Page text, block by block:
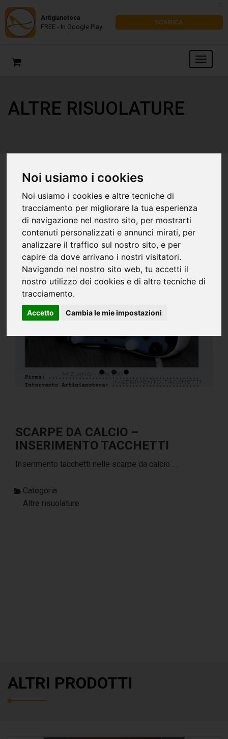
Noi usiamo i cookies
Noi usiamo i cookies e altre tecniche di
tracciamento per migliorare la tua esperienza
di navigazione nel nostro sito, per mostrarti
contenuti personalizzati e annunci mirati, per
analizzare il traffico sul nostro sito, e per
capire da dove arrivano i nostri visitatori.
Navigando nel nostro sito web, tu accetti il
nostro utilizzo dei cookies e di altre tecniche di
tracciamento.
Accetto Cambia le mie impostazioni
Artigianoteca
FREE - In Google Play
SCARICA
ALTRE RISUOLATURE
SCARPE DA CALCIO –
INSERIMENTO TACCHETTI
Inserimento tacchetti nelle scarpe da calcio …
Categoria
Altre risuolature
ALTRI PRODOTTI